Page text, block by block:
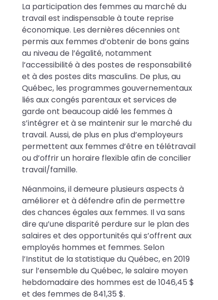
La participation des femmes au marché du
travail est indispensable à toute reprise
économique. Les dernières décennies ont
permis aux femmes d’obtenir de bons gains
au niveau de l’égalité, notamment
l’accessibilité à des postes de responsabilité
et à des postes dits masculins. De plus, au
Québec, les programmes gouvernementaux
liés aux congés parentaux et services de
garde ont beaucoup aidé les femmes à
s’intégrer et à se maintenir sur le marché du
travail. Aussi, de plus en plus d’employeurs
permettent aux femmes d’être en télétravail
ou d’offrir un horaire flexible afin de concilier
travail/famille.
Néanmoins, il demeure plusieurs aspects à
améliorer et à défendre afin de permettre
des chances égales aux femmes. Il va sans
dire qu’une disparité perdure sur le plan des
salaires et des opportunités qui s’offrent aux
employés hommes et femmes. Selon
l’Institut de la statistique du Québec, en 2019
sur l’ensemble du Québec, le salaire moyen
hebdomadaire des hommes est de 1046,45 $
et des femmes de 841,35 $.